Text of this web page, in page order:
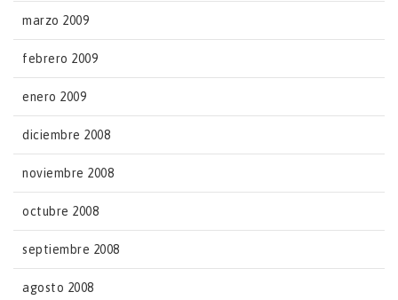
marzo 2009
febrero 2009
enero 2009
diciembre 2008
noviembre 2008
octubre 2008
septiembre 2008
agosto 2008